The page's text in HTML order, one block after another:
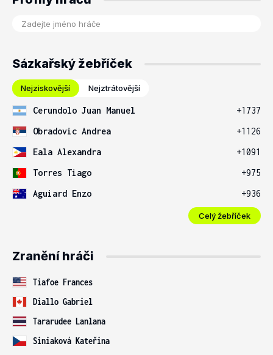
Sázkařský žebříček
Nejziskovější Nejztrátovější
Cerundolo Juan Manuel
+1737
Obradovic Andrea
+1126
Eala Alexandra
+1091
Torres Tiago
+975
Aguiard Enzo
+936
Celý žebříček
Zranění hráči
Tiafoe Frances
Diallo Gabriel
Tararudee Lanlana
Siniaková Kateřina